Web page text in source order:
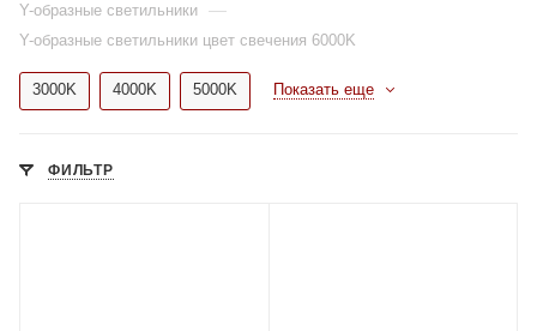
Y-образные светильники —
Y-образные светильники цвет свечения 6000K
3000K 4000K 5000K Показать еще
ФИЛЬТР